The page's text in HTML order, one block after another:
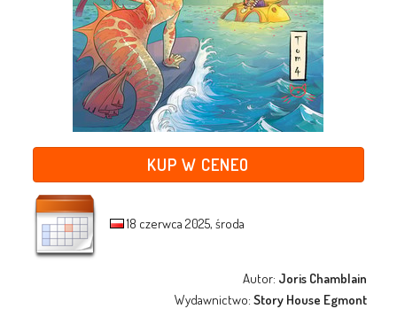
KUP W CENEO
18 czerwca 2025, środa
Autor: Joris Chamblain
Wydawnictwo:Story House Egmont